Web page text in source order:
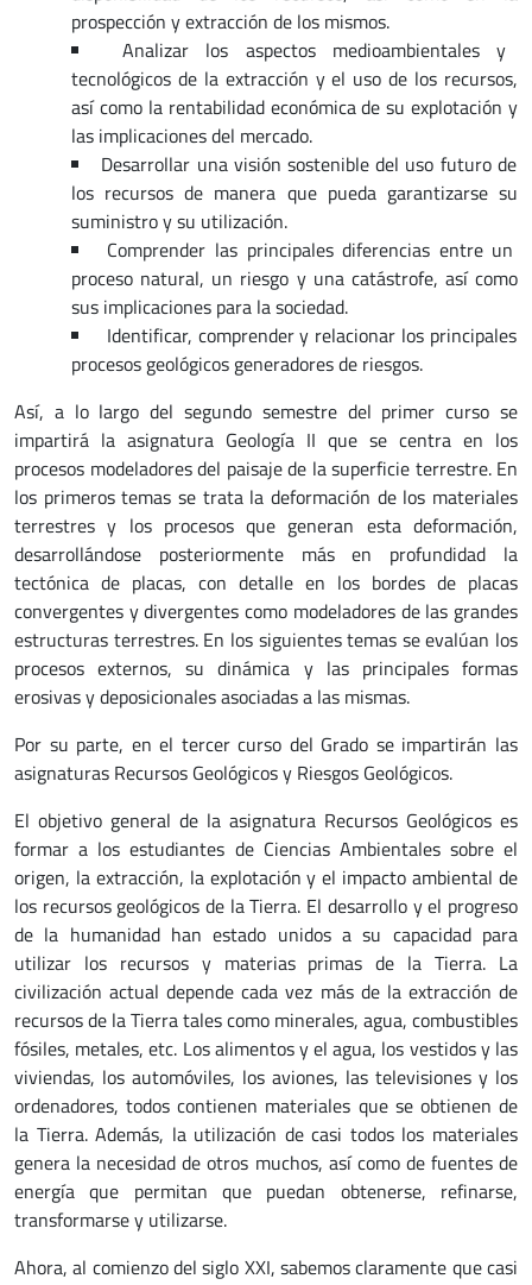
prospección y extracción de los mismos.
Analizar los aspectos medioambientales y
tecnológicos de la extracción y el uso de los recursos,
así como la rentabilidad económica de su explotación y
las implicaciones del mercado.
Desarrollar una visión sostenible del uso futuro de
los recursos de manera que pueda garantizarse su
suministro y su utilización.
Comprender las principales diferencias entre un
proceso natural, un riesgo y una catástrofe, así como
sus implicaciones para la sociedad.
Identificar, comprender y relacionar los principales
procesos geológicos generadores de riesgos.
Así, a lo largo del segundo semestre del primer curso se
impartirá la asignatura Geología II que se centra en los
procesos modeladores del paisaje de la superficie terrestre. En
los primeros temas se trata la deformación de los materiales
terrestres y los procesos que generan esta deformación,
desarrollándose posteriormente más en profundidad la
tectónica de placas, con detalle en los bordes de placas
convergentes y divergentes como modeladores de las grandes
estructuras terrestres. En los siguientes temas se evalúan los
procesos externos, su dinámica y las principales formas
erosivas y deposicionales asociadas a las mismas.
Por su parte, en el tercer curso del Grado se impartirán las
asignaturas Recursos Geológicos y Riesgos Geológicos.
El objetivo general de la asignatura Recursos Geológicos es
formar a los estudiantes de Ciencias Ambientales sobre el
origen, la extracción, la explotación y el impacto ambiental de
los recursos geológicos de la Tierra. El desarrollo y el progreso
de la humanidad han estado unidos a su capacidad para
utilizar los recursos y materias primas de la Tierra. La
civilización actual depende cada vez más de la extracción de
recursos de la Tierra tales como minerales, agua, combustibles
fósiles, metales, etc. Los alimentos y el agua, los vestidos y las
viviendas, los automóviles, los aviones, las televisiones y los
ordenadores, todos contienen materiales que se obtienen de
la Tierra. Además, la utilización de casi todos los materiales
genera la necesidad de otros muchos, así como de fuentes de
energía que permitan que puedan obtenerse, refinarse,
transformarse y utilizarse.
Ahora, al comienzo del siglo XXI, sabemos claramente que casi